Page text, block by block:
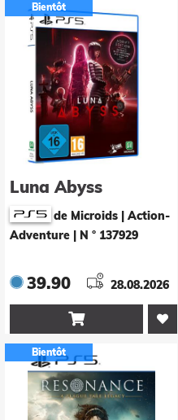
Bientôt
Luna Abyss
de Microids | Action-
Adventure
N ° 137929
39.90 28.08.2026

Bientôt